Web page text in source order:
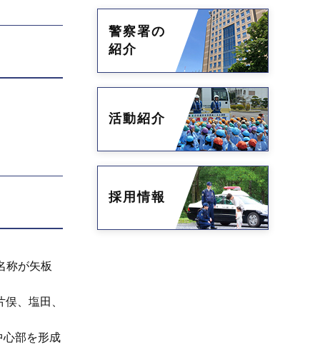
称が矢板
、塩田、
心部を形成
警察署の
紹介
活動紹介
採用情報